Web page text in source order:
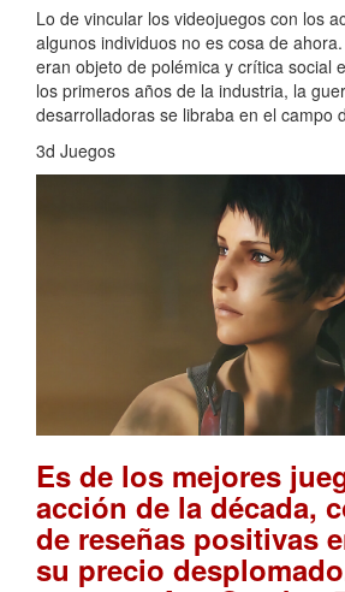
Lo de vincular los videojuegos con los
algunos individuos no es cosa de
eran objeto de polémica y crítica social
los primeros años de la industria, la
desarrolladoras se libraba en el campo
3d Juegos
Es de los mejores
acción de la década,
de reseñas positivas
su precio